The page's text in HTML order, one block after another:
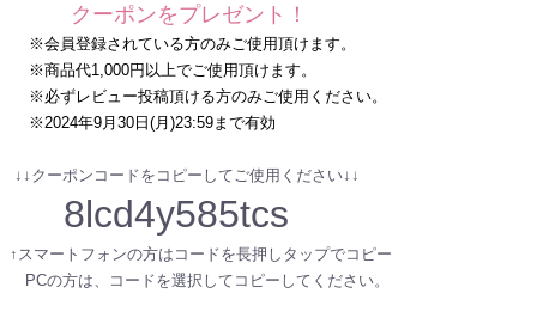
クーポンをプレゼント！
※会員登録されている方のみご使用頂けます。
※商品代1,000円以上でご使用頂けます。
※必ずレビュー投稿頂ける方のみご使用ください。
※2024年9月30日(月)23:59まで有効
↓↓クーポンコードをコピーしてご使用ください↓↓
8lcd4y585tcs
↑スマートフォンの方はコードを長押しタップでコピー
PCの方は、コードを選択してコピーしてください。